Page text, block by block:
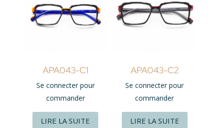
APA043-C1
Se connecter pour
commander
LIRE LA SUITE
APA043-C2
Se connecter pour
commander
LIRE LA SUITE